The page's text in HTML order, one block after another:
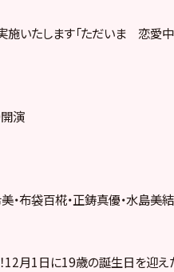
いたします「ただいま 恋愛中
演
・布袋百椛・正鋳真優・水島美
月1日に19歳の誕生日を迎え